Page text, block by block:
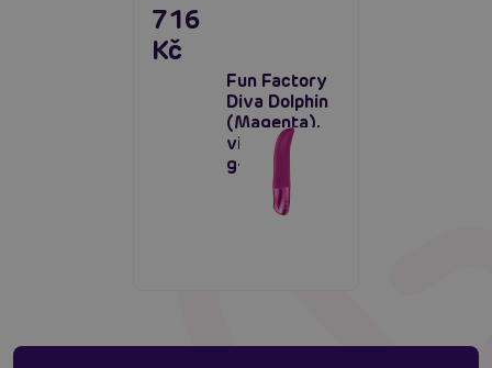
Fun Factory
Diva Dolphin
(Magenta),
vibrátor na
g-bod
716
Kč